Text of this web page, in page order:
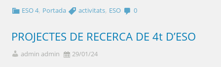
ESO 4, Portada activitats, ESO 0
PROJECTES DE RECERCA DE 4t D’ESO
admin admin 29/01/24